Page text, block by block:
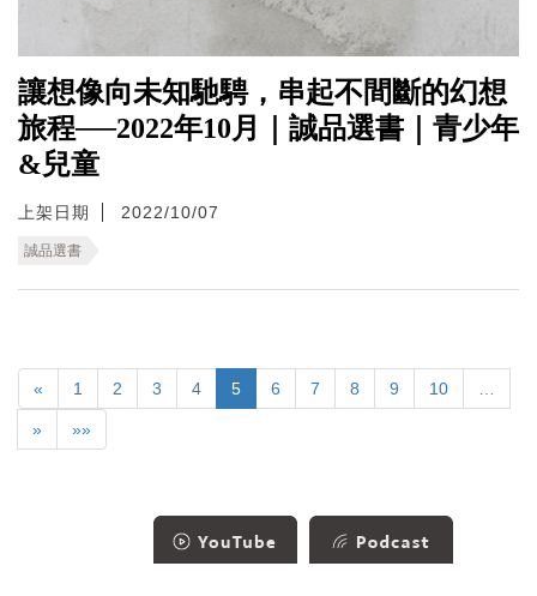
讓想像向未知馳騁，串起不間斷的幻想
旅程──2022年10月｜誠品選書｜青少年
&兒童
上架日期 2022/10/07
誠品選書
« 1 2 3 4 5 6 7 8 9 10
» »»